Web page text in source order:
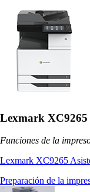
Lexmark XC9265
Funciones de la
Lexmark XC9265
Preparación de la